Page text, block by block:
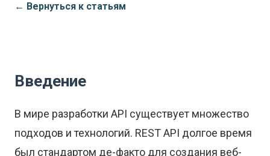
← Вернуться к статьям
Введение
В мире разработки API существует множество
подходов и технологий. REST API долгое время
был стандартом де-факто для создания веб-